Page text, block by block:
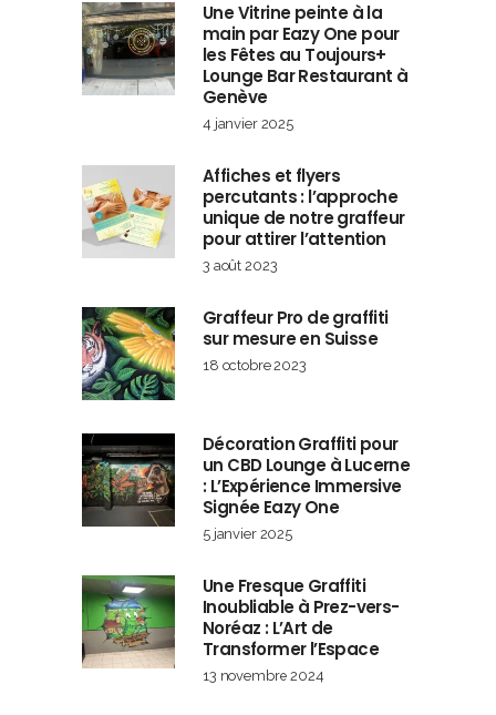
Une Vitrine peinte à la
main par Eazy One pour
les Fêtes au Toujours+
Lounge Bar Restaurant à
Genève
4 janvier 2025
Affiches et flyers
percutants : l’approche
unique de notre graffeur
pour attirer l’attention
3 août 2023
Graffeur Pro de graffiti
sur mesure en Suisse
18 octobre 2023
Décoration Graffiti pour
un CBD Lounge à Lucerne
: L’Expérience Immersive
Signée Eazy One
5 janvier 2025
Une Fresque Graffiti
Inoubliable à Prez-vers-
Noréaz : L’Art de
Transformer l’Espace
13 novembre 2024